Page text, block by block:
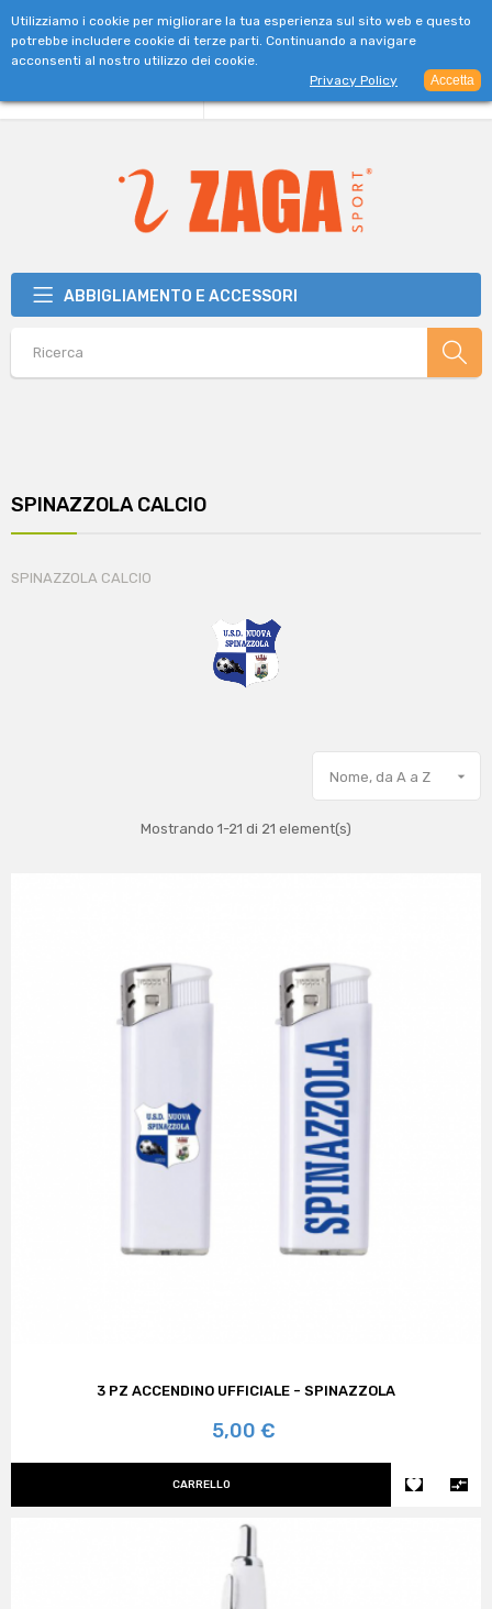
ABBIGLIAMENTO E ACCESSORI
SPINAZZOLA CALCIO
SPINAZZOLA CALCIO
Nome, da A a Z 
Mostrando 1-21 di 21 element(s)
3 PZ ACCENDINO UFFICIALE - SPINAZZOLA
Prezzo
5,00 €
CARRELLO  
Utilizziamo i cookie per migliorare la tua esperienza sul sito web e questo
potrebbe includere cookie di terze parti. Continuando a navigare
acconsenti al nostro utilizzo dei cookie.
Privacy Policy
Accetta